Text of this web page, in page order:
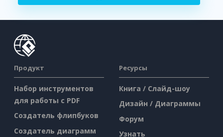
Продукт
Набор инструментов
для работы с PDF
Создатель флипбуков
Создатель диаграмм
Ресурсы
Книга / Слайд-шоу
Дизайн / Диаграммы
Форум
Узнать